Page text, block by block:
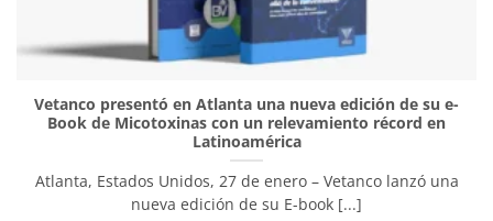
Vetanco presentó en Atlanta una nueva edición de su e-
Book de Micotoxinas con un relevamiento récord en
Latinoamérica
Atlanta, Estados Unidos, 27 de enero – Vetanco lanzó una
nueva edición de su E-book [...]